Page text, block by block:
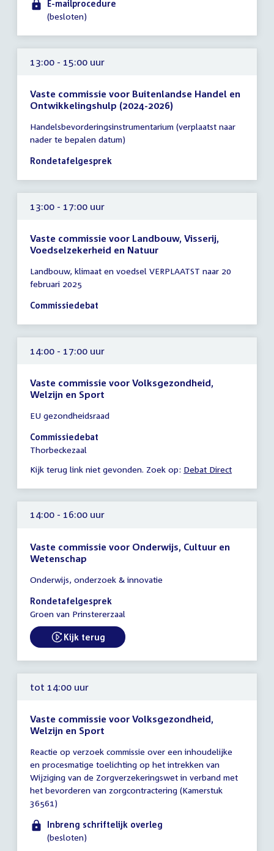
E-mailprocedure
(besloten)
13:00 - 15:00 uur
Vaste commissie voor Buitenlandse Handel en
Ontwikkelingshulp (2024-2026)
vergadering
13:00
-
uur
Handelsbevorderingsinstrumentarium (verplaatst naar
nader te bepalen datum)
Rondetafelgesprek
13:00 - 17:00 uur
Vaste commissie voor Landbouw, Visserij,
Voedselzekerheid en Natuur
vergadering
13:00
-
uur
Landbouw, klimaat en voedsel VERPLAATST naar 20
februari 2025
Commissiedebat
14:00 - 17:00 uur
Vaste commissie voor Volksgezondheid,
Welzijn en Sport
vergadering
14:00
-
uur
EU gezondheidsraad
Commissiedebat
Thorbeckezaal
Kijk terug link niet gevonden. Zoek op: Debat Direct
14:00 - 16:00 uur
Vaste commissie voor Onderwijs, Cultuur en
Wetenschap
vergadering
14:00
-
uur
Onderwijs, onderzoek & innovatie
Rondetafelgesprek
Groen van Prinstererzaal
Kijk terug
tot 14:00 uur
Vaste commissie voor Volksgezondheid,
Welzijn en Sport
vergadering
tot
14:00
uur
Reactie op verzoek commissie over een inhoudelijke
en procesmatige toelichting op het intrekken van
Wijziging van de Zorgverzekeringswet in verband met
het bevorderen van zorgcontractering (Kamerstuk
36561)
Inbreng schriftelijk overleg
(besloten)